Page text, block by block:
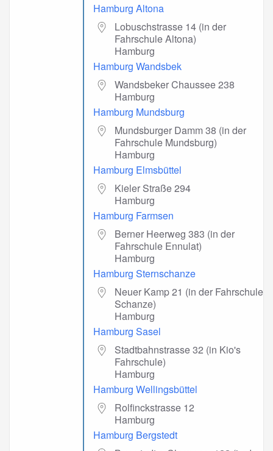
Hamburg Altona
Lobuschstrasse 14 (in der
Fahrschule Altona)
Hamburg
Hamburg Wandsbek
Wandsbeker Chaussee 238
Hamburg
Hamburg Mundsburg
Mundsburger Damm 38 (in der
Fahrschule Mundsburg)
Hamburg
Hamburg Elmsbüttel
Kieler Straße 294
Hamburg
Hamburg Farmsen
Berner Heerweg 383 (in der
Fahrschule Ennulat)
Hamburg
Hamburg Sternschanze
Neuer Kamp 21 (in der Fahrschule
Schanze)
Hamburg
Hamburg Sasel
Stadtbahnstrasse 32 (in Kio's
Fahrschule)
Hamburg
Hamburg Wellingsbüttel
Rolfinckstrasse 12
Hamburg
Hamburg Bergstedt